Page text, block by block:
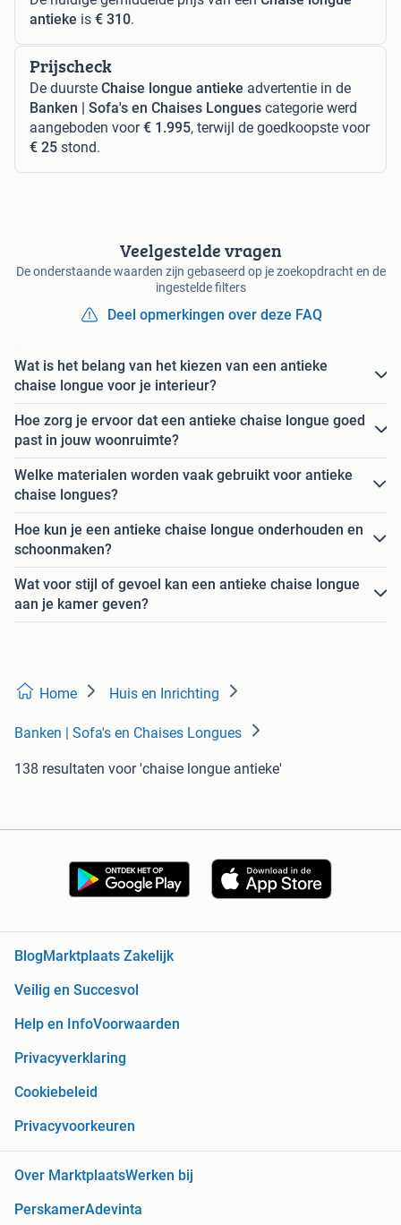
antieke is € 310.
Prijscheck
De duurste Chaise longue antieke advertentie in de
Banken | Sofa's en Chaises Longues categorie werd
aangeboden voor€ 1.995, terwijl de goedkoopste voor
€ 25 stond.
Veelgestelde vragen
De onderstaande waarden zijn gebaseerd op je zoekopdracht en de
ingestelde filters
Deel opmerkingen over deze FAQ
Wat is het belang van het kiezen van een antieke
chaise longue voor je interieur?
Hoe zorg je ervoor dat een antieke chaise longue goed
past in jouw woonruimte?
Welke materialen worden vaak gebruikt voor antieke
chaise longues?
Hoe kun je een antieke chaise longue onderhouden en
schoonmaken?
Wat voor stijl of gevoel kan een antieke chaise longue
aan je kamer geven?
Home Huis en Inrichting
Banken | Sofa's en Chaises Longues
138 resultaten voor 'chaise longue antieke'
BlogMarktplaats Zakelijk
Veilig en Succesvol
Help en InfoVoorwaarden
Privacyverklaring
Cookiebeleid
Privacyvoorkeuren
Over MarktplaatsWerken bij
PerskamerAdevinta